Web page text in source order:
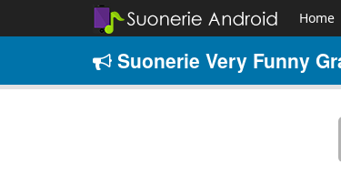
Home
Suonerie Very Funny